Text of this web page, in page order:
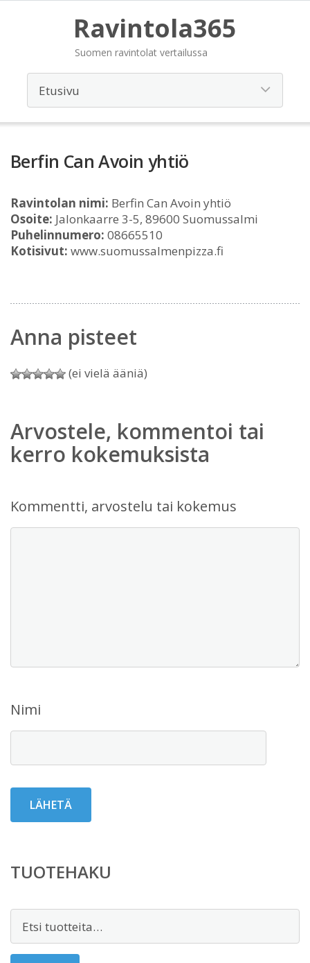
Ravintola365
Suomen ravintolat vertailussa
Berfin Can Avoin yhtiö
Ravintolan nimi: Berfin Can Avoin yhtiö
Osoite: Jalonkaarre 3-5, 89600 Suomussalmi
Puhelinnumero: 08665510
Kotisivut: www.suomussalmenpizza.fi
Anna pisteet
(ei vielä ääniä)
Arvostele, kommentoi tai
kerro kokemuksista
Kommentti, arvostelu tai kokemus
Nimi
TUOTEHAKU